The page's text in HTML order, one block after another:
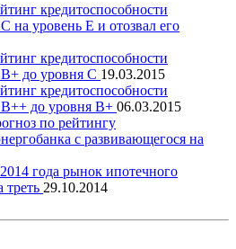
кредитоспособности
на уровень Е и отозвал его
кредитоспособности
В+ до уровня С 19.03.2015
кредитоспособности
В++ до уровня В+ 06.03.2015
по рейтингу
с развивающегося на
года рынок ипотечного
треть 29.10.2014